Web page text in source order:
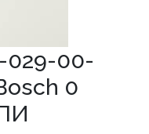
029-00-
0